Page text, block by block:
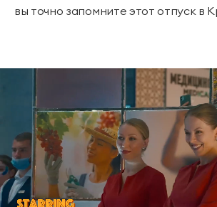
вы точно запомните этот отпуск в